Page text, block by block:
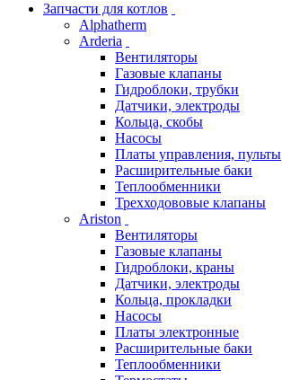
Запчасти для котлов
Alphatherm
Arderia
Вентиляторы
Газовые клапаны
Гидроблоки, трубки
Датчики, электроды
Кольца, скобы
Насосы
Платы управления, пульты
Расширительные баки
Теплообменники
Трехходововые клапаны
Ariston
Вентиляторы
Газовые клапаны
Гидроблоки, краны
Датчики, электроды
Кольца, прокладки
Насосы
Платы электронные
Расширительные баки
Теплообменники